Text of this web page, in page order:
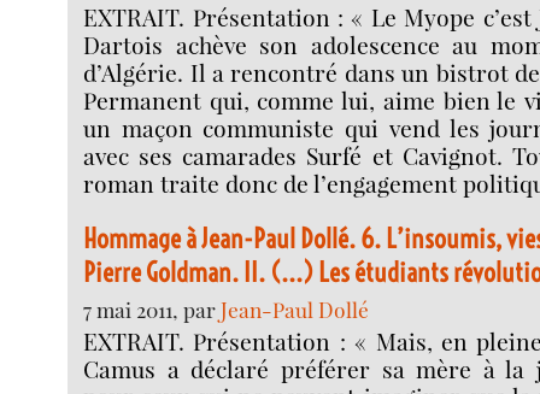
EXTRAIT. Présentation : « Le Myope
Dartois achève son adolescence au
d’Algérie. Il a rencontré dans un bistrot
Permanent qui, comme lui, aime bien le
un maçon communiste qui vend les
avec ses camarades Surfé et Cavignot.
roman traite donc de l’engagement
Hommage à Jean-Paul Dollé. 6. L’insoumis,
Pierre Goldman. II. (...) Les étudiants
7 mai 2011, parJean-Paul Dollé
EXTRAIT. Présentation : « Mais, en
Camus a déclaré préférer sa mère à la